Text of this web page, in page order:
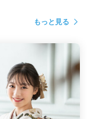
もっと見る